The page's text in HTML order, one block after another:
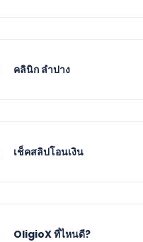
คลินิก ลำปาง
เช็คสลิปโอนเงิน
OligioX ที่ไหนดี?